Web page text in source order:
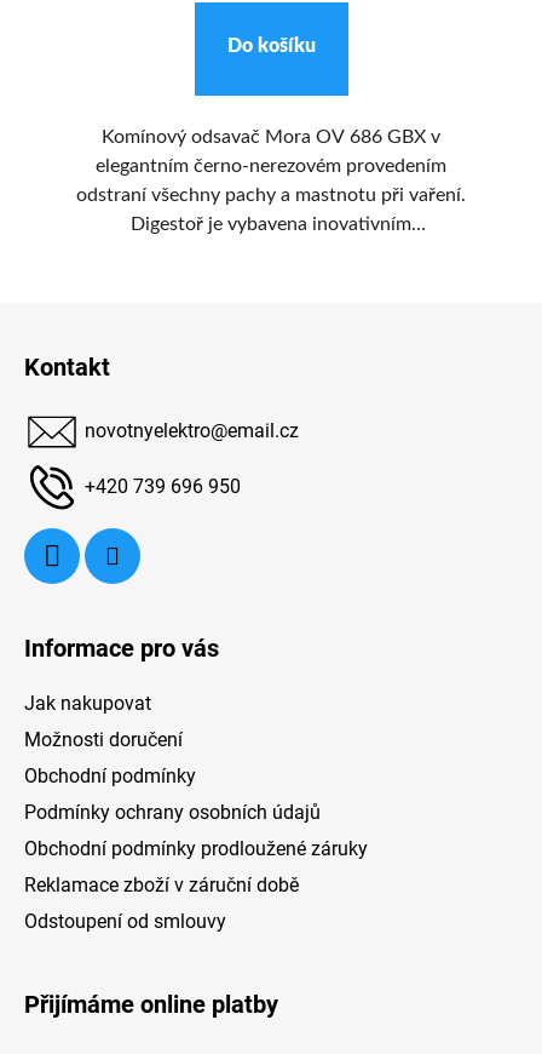
Do košíku
Komínový odsavač Mora OV 686 GBX v
elegantním černo-nerezovém provedením
odstraní všechny pachy a mastnotu při vaření.
Digestoř je vybavena inovativním
Kontakt
novotnyelektro@email.cz
+420 739 696 950
Informace pro vás
Jak nakupovat
Možnosti doručení
Obchodní podmínky
Podmínky ochrany osobních údajů
Obchodní podmínky prodloužené záruky
Reklamace zboží v záruční době
Odstoupení od smlouvy
Přijímáme online platby